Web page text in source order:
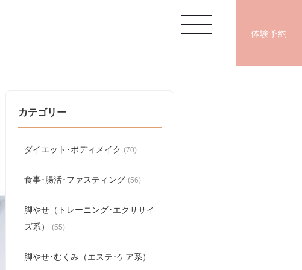
体験予約
カテゴリー
ダイエット･ボディメイク (70)
食事･腸活･ファスティング (56)
脚やせ（トレーニング･エクササイ
ズ系） (55)
脚やせ･むくみ（エステ･ケア系）